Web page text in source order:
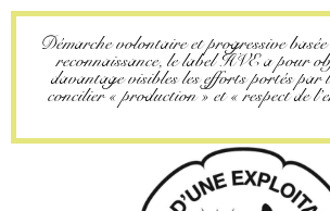
Démarche volontaire et progressive
reconnaissance, le label HVE a pour
davantage visibles les efforts portés par
concilier « production » et « respect de